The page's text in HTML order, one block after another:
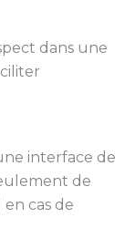
dans une
interface de
de
cas de